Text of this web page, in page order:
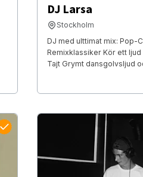
DJ Larsa
Stockholm
DJ med ulttimat mix: Pop-
Remixklassiker Kör ett
Tajt Grymt dansgolvsljud